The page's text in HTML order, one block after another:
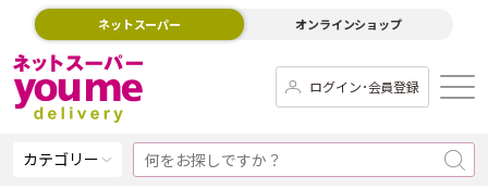
ネットスーパー オンラインショップ
ログイン･会員登録
カテゴリー